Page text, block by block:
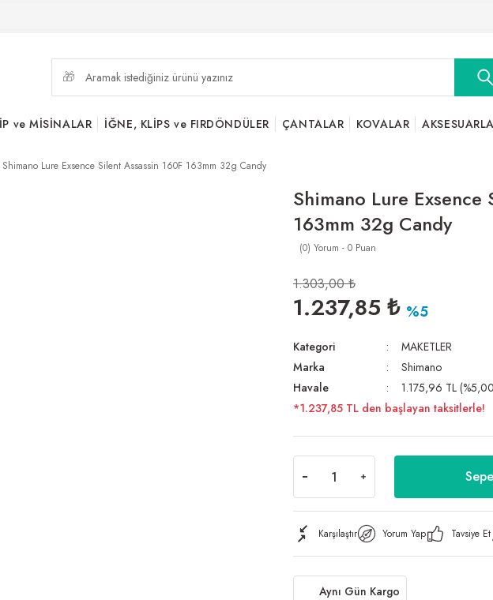
İP ve MİSİNALAR İĞNE, KLİPS ve FIRDÖNDÜLER ÇANTALAR KOVALAR
Shimano Lure Exsence Silent Assassin 160F 163mm 32g Candy
Shimano Lure Exsence
163mm 32g Candy
(0) Yorum - 0 Puan
1.303,00 ₺
1.237,85 ₺ %5
Kategori
MAKETLER
Marka
Shimano
Havale
1.175,96 TL
*1.237,85 TL den başlayan taksitlerle!
Karşılaştır Yorum Yap Tavsiye Et
Aynı Gün Kargo